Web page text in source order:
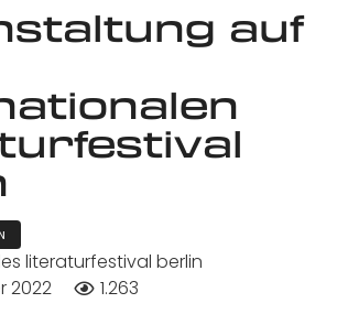
auf
literaturfestival berlin
2022
1.263